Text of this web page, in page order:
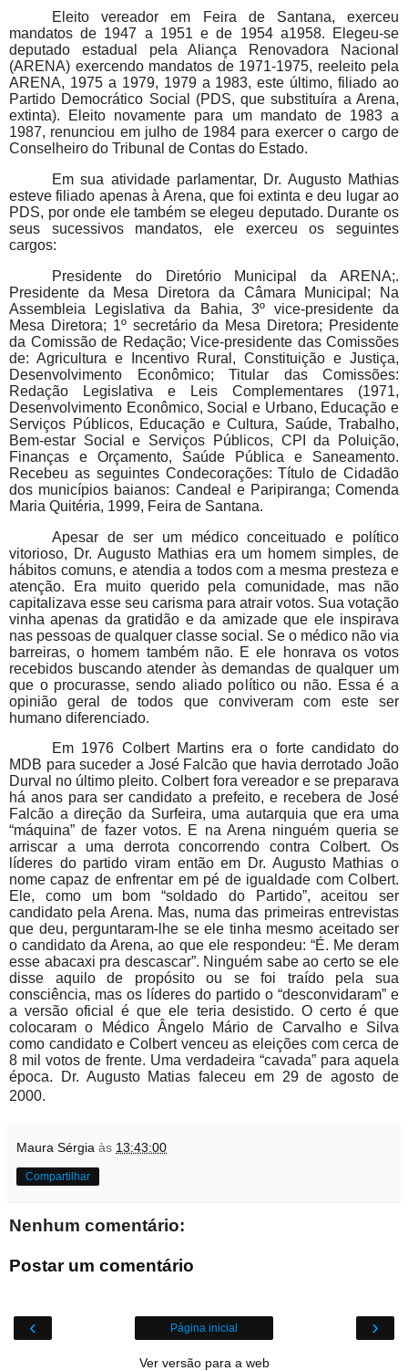
Eleito vereador em Feira de Santana, exerceu
mandatos de 1947 a 1951 e de 1954 a1958. Elegeu-se
deputado estadual pela Aliança Renovadora Nacional
(ARENA) exercendo mandatos de 1971-1975, reeleito pela
ARENA, 1975 a 1979, 1979 a 1983, este último, filiado ao
Partido Democrático Social (PDS, que substituíra a Arena,
extinta). Eleito novamente para um mandato de 1983 a
1987, renunciou em julho de 1984 para exercer o cargo de
Conselheiro do Tribunal de Contas do Estado.
Em sua atividade parlamentar, Dr. Augusto Mathias
esteve filiado apenas à Arena, que foi extinta e deu lugar ao
PDS, por onde ele também se elegeu deputado. Durante os
seus sucessivos mandatos, ele exerceu os seguintes
cargos:
Presidente do Diretório Municipal da ARENA;.
Presidente da Mesa Diretora da Câmara Municipal; Na
Assembleia Legislativa da Bahia, 3º vice-presidente da
Mesa Diretora; 1º secretário da Mesa Diretora; Presidente
da Comissão de Redação; Vice-presidente das Comissões
de: Agricultura e Incentivo Rural, Constituição e Justiça,
Desenvolvimento Econômico; Titular das Comissões:
Redação Legislativa e Leis Complementares (1971,
Desenvolvimento Econômico, Social e Urbano, Educação e
Serviços Públicos, Educação e Cultura, Saúde, Trabalho,
Bem-estar Social e Serviços Públicos, CPI da Poluição,
Finanças e Orçamento, Saúde Pública e Saneamento.
Recebeu as seguintes Condecorações: Título de Cidadão
dos municípios baianos: Candeal e Paripiranga; Comenda
Maria Quitéria, 1999, Feira de Santana.
Apesar de ser um médico conceituado e político
vitorioso, Dr. Augusto Mathias era um homem simples, de
hábitos comuns, e atendia a todos com a mesma presteza e
atenção. Era muito querido pela comunidade, mas não
capitalizava esse seu carisma para atrair votos. Sua votação
vinha apenas da gratidão e da amizade que ele inspirava
nas pessoas de qualquer classe social. Se o médico não via
barreiras, o homem também não. E ele honrava os votos
recebidos buscando atender às demandas de qualquer um
que o procurasse, sendo aliado político ou não. Essa é a
opinião geral de todos que conviveram com este ser
humano diferenciado.
Em 1976 Colbert Martins era o forte candidato do
MDB para suceder a José Falcão que havia derrotado João
Durval no último pleito. Colbert fora vereador e se preparava
há anos para ser candidato a prefeito, e recebera de José
Falcão a direção da Surfeira, uma autarquia que era uma
“máquina” de fazer votos. E na Arena ninguém queria se
arriscar a uma derrota concorrendo contra Colbert. Os
líderes do partido viram então em Dr. Augusto Mathias o
nome capaz de enfrentar em pé de igualdade com Colbert.
Ele, como um bom “soldado do Partido”, aceitou ser
candidato pela Arena. Mas, numa das primeiras entrevistas
que deu, perguntaram-lhe se ele tinha mesmo aceitado ser
o candidato da Arena, ao que ele respondeu: “É. Me deram
esse abacaxi pra descascar”. Ninguém sabe ao certo se ele
disse aquilo de propósito ou se foi traído pela sua
consciência, mas os líderes do partido o “desconvidaram” e
a versão oficial é que ele teria desistido. O certo é que
colocaram o Médico Ângelo Mário de Carvalho e Silva
como candidato e Colbert venceu as eleições com cerca de
8 mil votos de frente. Uma verdadeira “cavada” para aquela
época. Dr. Augusto Matias faleceu em 29 de agosto de
2000.
Maura Sérgia às 13:43:00
Compartilhar
Nenhum comentário:
Postar um comentário
‹ ›
Página inicial
Ver versão para a web